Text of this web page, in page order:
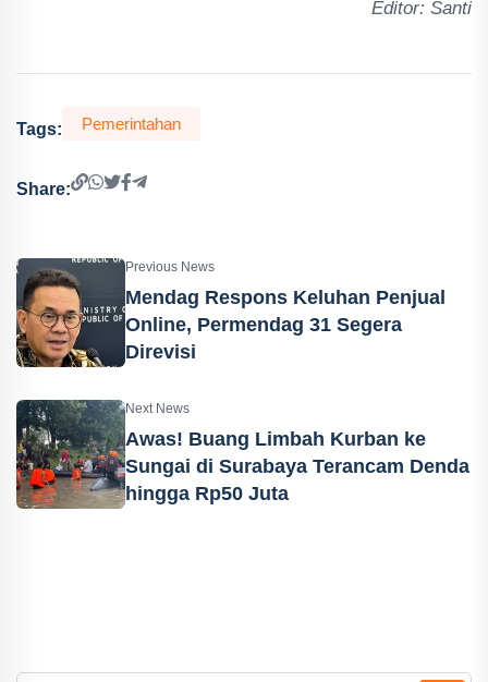
Editor: Santi
Tags: Pemerintahan
Share:
Previous News
Mendag Respons Keluhan Penjual
Online, Permendag 31 Segera
Direvisi
Next News
Awas! Buang Limbah Kurban ke
Sungai di Surabaya Terancam Denda
hingga Rp50 Juta